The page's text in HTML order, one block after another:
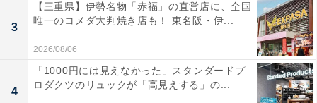
3
【三重県】伊勢名物「赤福」の直営店に、全国
唯一のコメダ大判焼き店も！ 東名阪・伊...
2026/08/06
4
「1000円には見えなかった」スタンダードプ
ロダクツのリュックが「高見えする」の...